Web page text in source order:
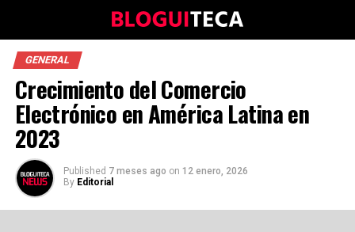
GENERAL
Crecimiento del Comercio
Electrónico en América Latina en
2023
Published 7 meses ago on 12 enero, 2026
By Editorial